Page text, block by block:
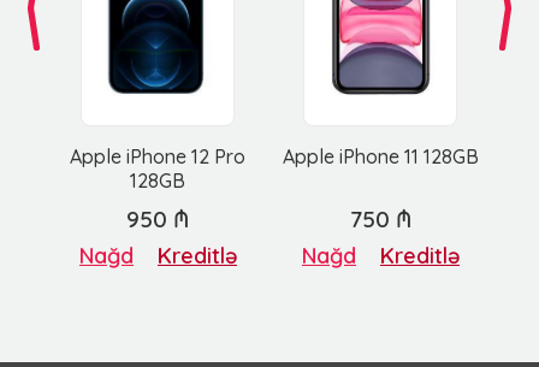
Apple iPhone 12 Pro
128GB
Apple iPhone 11 128GB
950 ₼
Nağd Kreditlə
750 ₼
Nağd Kreditlə